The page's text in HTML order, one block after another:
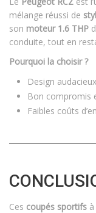
mélange réussi de
son moteur 1.6 THP
conduite, tout en
Pourquoi la choisir ?
Design
Bon compromis
Faibles coûts
Ces coupés sportifs